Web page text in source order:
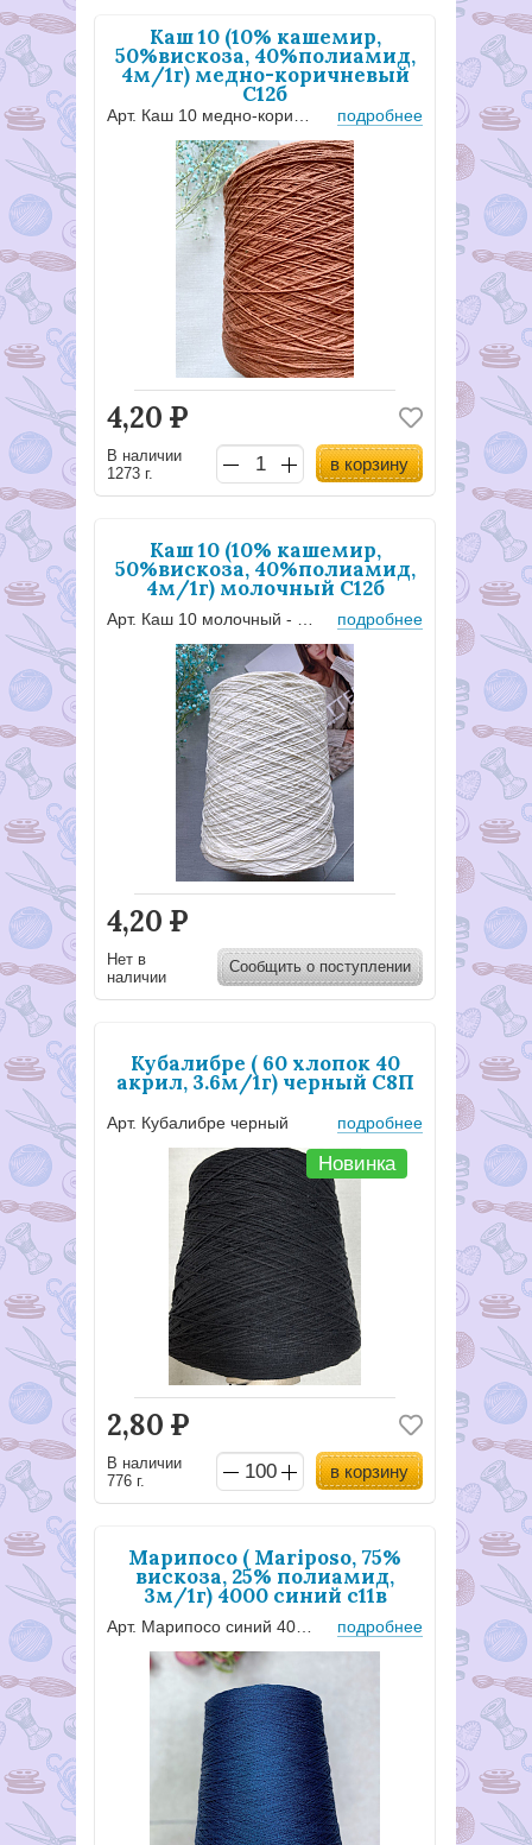
Каш 10 (10% кашемир,
50%вискоза, 40%полиамид,
4м/1г) медно-коричневый
С12б
подробнее
4,20 Р
В наличии
1273 г.
в корзину
Каш 10 (10% кашемир,
50%вискоза, 40%полиамид,
4м/1г) молочный С12б
подробнее
4,20 Р
Нет в
наличии
Сообщить о поступлении
Кубалибре ( 60 хлопок 40
акрил, 3.6м/1г) черный С8П
Арт. Кубалибре черный подробнее
Новинка
2,80 Р
В наличии
776 г.
в корзину
Марипосо ( Mariposo, 75%
вискоза, 25% полиамид,
3м/1г) 4000 синий с11в
подробнее